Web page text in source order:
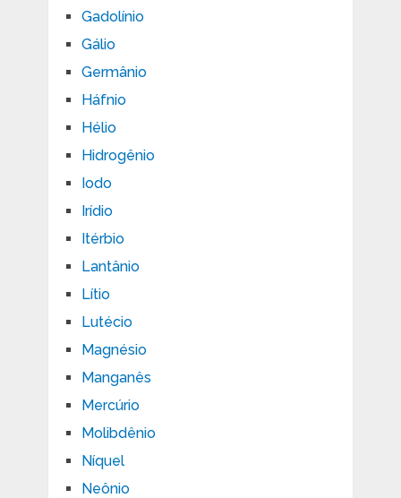
Gadolínio
Gálio
Germânio
Háfnio
Hélio
Hidrogênio
Iodo
Irídio
Itérbio
Lantânio
Lítio
Lutécio
Magnésio
Manganês
Mercúrio
Molibdênio
Níquel
Neônio